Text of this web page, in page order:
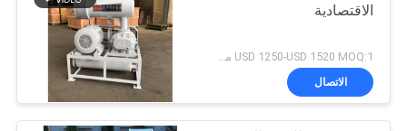
الاقتصادية
USD 1250-USD 1520 MOQ:1 مجموعة
الاتصال